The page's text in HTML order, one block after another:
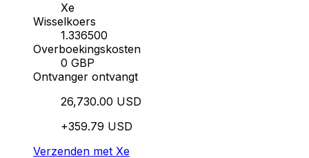
Xe
Wisselkoers
1.336500
Overboekingskosten
0 GBP
Ontvanger ontvangt
26,730.00 USD
+359.79 USD
Verzenden met Xe